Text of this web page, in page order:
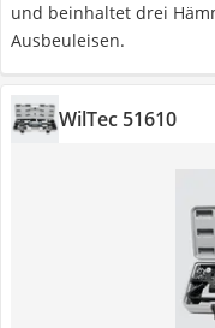
und beinhaltet drei
Ausbeuleisen.
WilTec 51610